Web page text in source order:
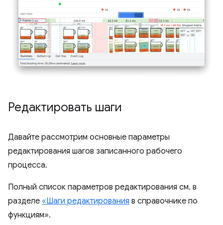
Редактировать шаги
Давайте рассмотрим основные параметры
редактирования шагов записанного рабочего
процесса.
Полный список параметров редактирования см. в
разделе «Шаги редактирования в справочнике по
функциям».